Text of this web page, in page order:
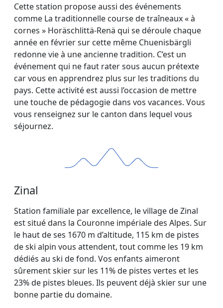
Cette station propose aussi des événements
comme La traditionnelle course de traîneaux « à
cornes » Horäschlittä-Renä qui se déroule chaque
année en février sur cette même Chuenisbärgli
redonne vie à une ancienne tradition. C’est un
événement qui ne faut rater sous aucun prétexte
car vous en apprendrez plus sur les traditions du
pays. Cette activité est aussi l’occasion de mettre
une touche de pédagogie dans vos vacances. Vous
vous renseignez sur le canton dans lequel vous
séjournez.
Zinal
Station familiale par excellence, le village de Zinal
est situé dans la Couronne impériale des Alpes. Sur
le haut de ses 1670 m d’altitude, 115 km de pistes
de ski alpin vous attendent, tout comme les 19 km
dédiés au ski de fond. Vos enfants aimeront
sûrement skier sur les 11% de pistes vertes et les
23% de pistes bleues. Ils peuvent déjà skier sur une
bonne partie du domaine.